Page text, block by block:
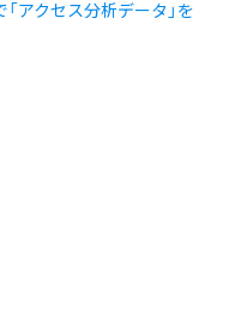
アクセス分析データ」を